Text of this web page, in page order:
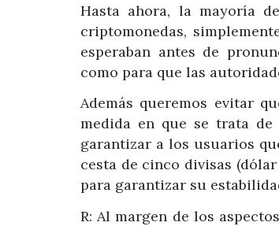
Hasta ahora, la mayoría
criptomonedas,
esperaban antes de
como para que las
Además queremos evitar
medida en que se trata
garantizar a los usuarios
cesta de cinco divisas
para garantizar su
R: Al margen de los